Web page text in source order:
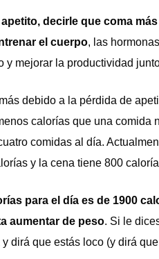
decirle que coma
el cuerpo, las
y mejorar la productividad
debido a la pérdida de
calorías que una comida
comidas al día.
y la cena tiene 800
para el día es de 1900
aumentar de peso. Si le
dirá que estás loco (y dirá